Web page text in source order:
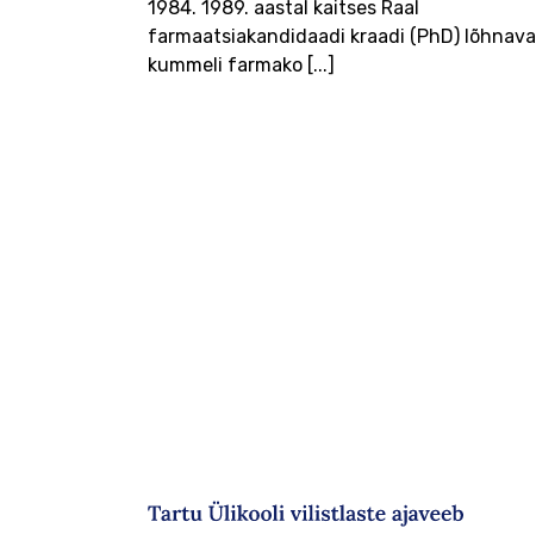
1984. 1989. aastal kaitses Raal
farmaatsiakandidaadi kraadi (PhD) lõhnava
kummeli farmako [...]